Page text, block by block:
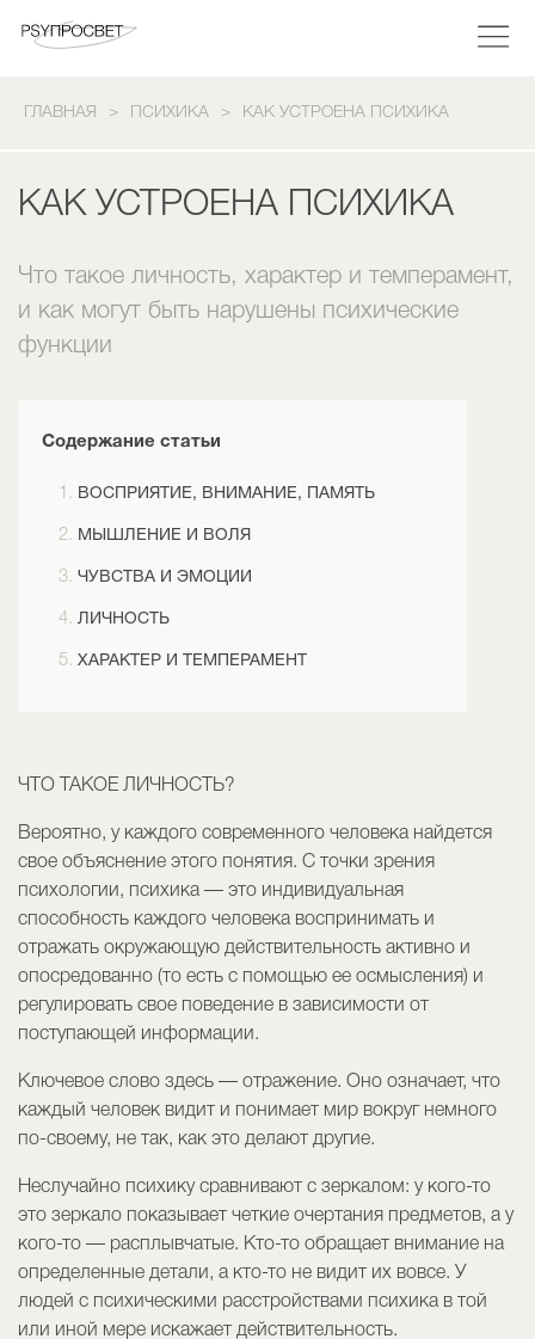
ГЛАВНАЯ ПСИХИКА КАК УСТРОЕНА ПСИХИКА
КАК УСТРОЕНА ПСИХИКА
Что такое личность, характер и темперамент,
и как могут быть нарушены психические
функции
Содержание статьи
ВОСПРИЯТИЕ, ВНИМАНИЕ, ПАМЯТЬ
МЫШЛЕНИЕ И ВОЛЯ
ЧУВСТВА И ЭМОЦИИ
ЛИЧНОСТЬ
ХАРАКТЕР И ТЕМПЕРАМЕНТ
ЧТО ТАКОЕ ЛИЧНОСТЬ?
Вероятно, у каждого современного человека найдется
свое объяснение этого понятия. С точки зрения
психологии, психика — это индивидуальная
способность каждого человека воспринимать и
отражать окружающую действительность активно и
опосредованно (то есть с помощью ее осмысления) и
регулировать свое поведение в зависимости от
поступающей информации.
Ключевое слово здесь — отражение. Оно означает, что
каждый человек видит и понимает мир вокруг немного
по-своему, не так, как это делают другие.
Неслучайно психику сравнивают с зеркалом: у кого-то
это зеркало показывает четкие очертания предметов, а у
кого-то — расплывчатые. Кто-то обращает внимание на
определенные детали, а кто-то не видит их вовсе. У
людей с психическими расстройствами психика в той
или иной мере искажает действительность.